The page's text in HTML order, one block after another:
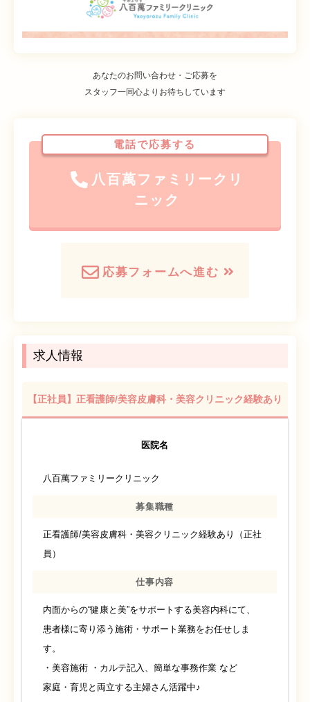
あなたのお問い合わせ・ご応募を
スタッフ一同心よりお待ちしています
電話で応募する
八百萬ファミリークリ
ニック
応募フォームへ進む
求人情報
【正社員】正看護師/美容皮膚科・美容クリニック経験あり
医院名
八百萬ファミリークリニック
募集職種
正看護師/美容皮膚科・美容クリニック経験あり（正社
員）
仕事内容
内面からの“健康と美”をサポートする美容内科にて、
患者様に寄り添う施術・サポート業務をお任せしま
す。
・美容施術 ・カルテ記入、簡単な事務作業 など
家庭・育児と両立する主婦さん活躍中♪